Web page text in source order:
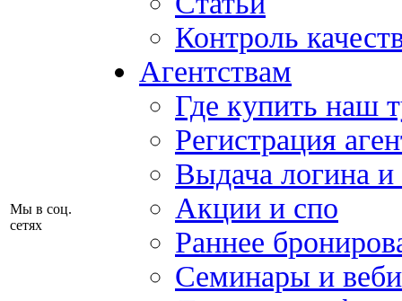
Мы в соц.
сетях
Контроль
Агентствам
Где купить наш
Регистрация
Выдача логина и
Акции и спо
Раннее
Семинары и